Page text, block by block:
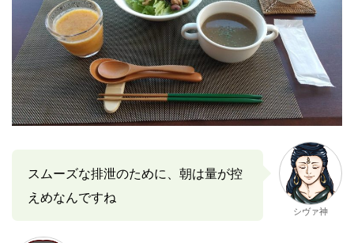
スムーズな排泄のために、朝は量が控
えめなんですね
シヴァ神